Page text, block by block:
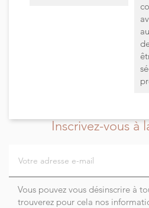
Inscrivez-vous à
Vous pouvez vous désinscrire à
trouverez pour cela nos